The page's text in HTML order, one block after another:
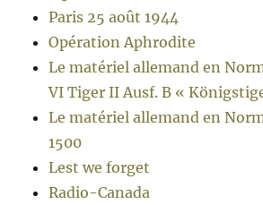
Paris 25 août 1944
Opération Aphrodite
Le matériel allemand en
VI Tiger II Ausf. B «
Le matériel allemand en
1500
Lest we forget
Radio-Canada